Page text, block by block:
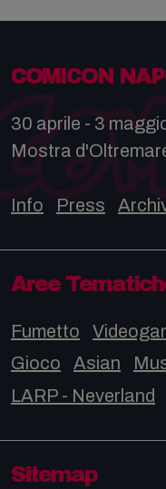
COMICON
30 aprile - 3
Mostra
Info Press
Aree
Fumetto
Gioco
Asian
LARP - Neverland
Sitemap